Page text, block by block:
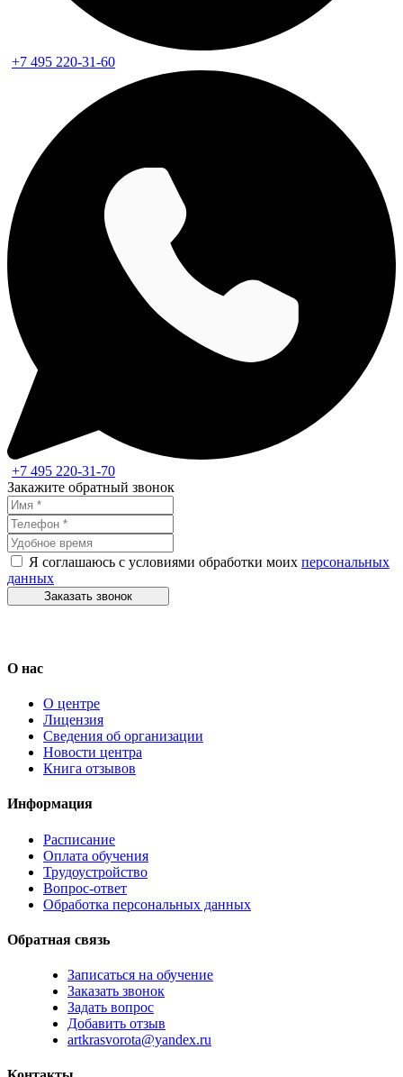
+7 495 220-31-60
+7 495 220-31-70
Закажите обратный звонок
Я соглашаюсь с условиями обработки моих персональных
данных
Заказать звонок
О нас
О центре
Лицензия
Сведения об организации
Новости центра
Книга отзывов
Информация
Расписание
Оплата обучения
Трудоустройство
Вопрос-ответ
Обработка персональных данных
Обратная связь
Записаться на обучение
Заказать звонок
Задать вопрос
Добавить отзыв
artkrasvorota@yandex.ru